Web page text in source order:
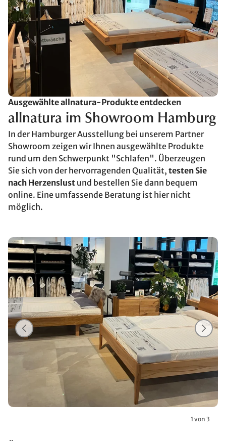
Ausgewählte allnatura-Produkte entdecken
allnatura im Showroom Hamburg
In der Hamburger Ausstellung bei unserem Partner
Showroom zeigen wir Ihnen ausgewählte Produkte
rund um den Schwerpunkt "Schlafen". Überzeugen
Sie sich von der hervorragenden Qualität, testen Sie
nach Herzenslust und bestellen Sie dann bequem
online. Eine umfassende Beratung ist hier nicht
möglich.
1 von 3